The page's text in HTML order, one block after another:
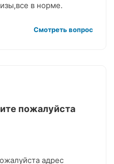
в норме.
Смотреть вопрос
пожалуйста
адрес